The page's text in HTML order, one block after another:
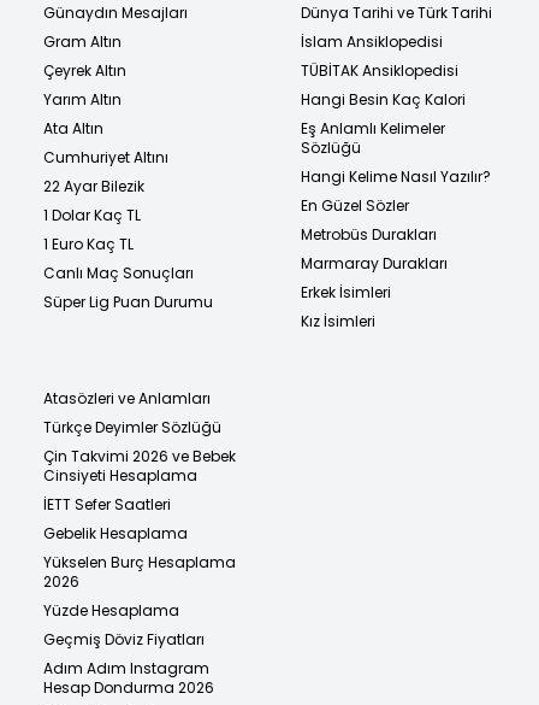
Günaydın Mesajları
Gram Altın
Çeyrek Altın
Yarım Altın
Ata Altın
Cumhuriyet Altını
22 Ayar Bilezik
1 Dolar Kaç TL
1 Euro Kaç TL
Canlı Maç Sonuçları
Süper Lig Puan Durumu
Dünya Tarihi ve Türk Tarihi
İslam Ansiklopedisi
TÜBİTAK Ansiklopedisi
Hangi Besin Kaç Kalori
Eş Anlamlı Kelimeler
Sözlüğü
Hangi Kelime Nasıl Yazılır?
En Güzel Sözler
Metrobüs Durakları
Marmaray Durakları
Erkek İsimleri
Kız İsimleri
Atasözleri ve Anlamları
Türkçe Deyimler Sözlüğü
Çin Takvimi 2026 ve Bebek
Cinsiyeti Hesaplama
İETT Sefer Saatleri
Gebelik Hesaplama
Yükselen Burç Hesaplama
2026
Yüzde Hesaplama
Geçmiş Döviz Fiyatları
Adım Adım Instagram
Hesap Dondurma 2026